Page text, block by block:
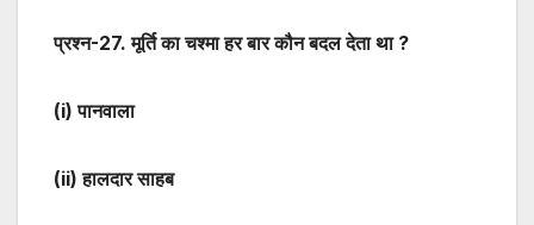
प्रश्न-27. मूर्ति का चश्मा हर बार कौन बदल देता था ?
(i) पानवाला
(ii) हालदार साहब